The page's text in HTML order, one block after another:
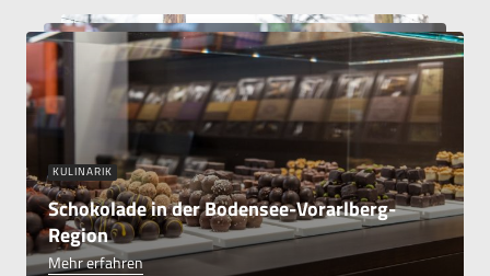
KULINARIK
Schokolade in der Bodensee-Vorarlberg-
Region
Mehr erfahren
AUSFLÜGE KULINARIK
Wochenmärkte
Mehr erfahren
AUSFLÜGE
12 kostenlose Attraktionen in der
Region
Mehr erfahren